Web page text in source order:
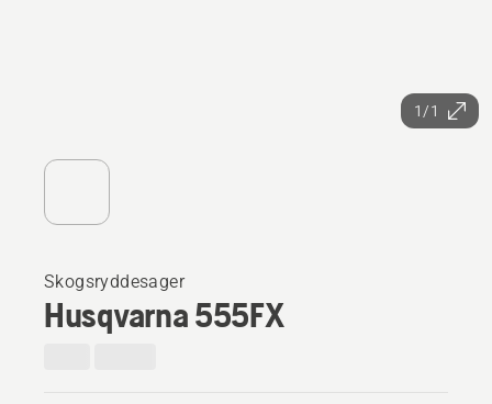
1/1
Skogsryddesager
Husqvarna 555FX